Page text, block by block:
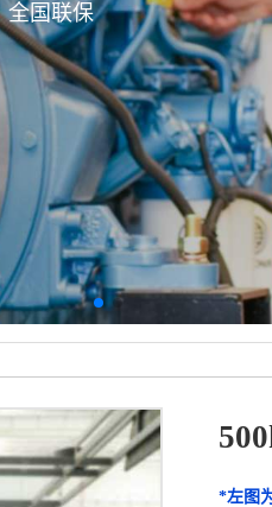
全国联保
*左图